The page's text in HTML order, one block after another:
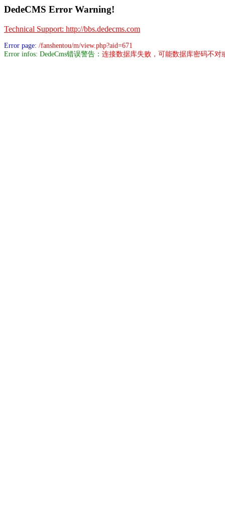
DedeCMS Error Warning!
Technical Support: http://bbs.dedecms.com
Error page: /fanshentou/m/view.php?aid=671
Error infos: DedeCms错误警告： 连接数据库失败，可能数据库密码不对